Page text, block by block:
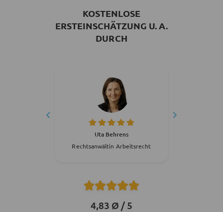
KOSTENLOSE
ERSTEINSCHÄTZUNG U. A.
DURCH
Uta Behrens
Rechtsanwältin Arbeitsrecht
4,83 Ø / 5